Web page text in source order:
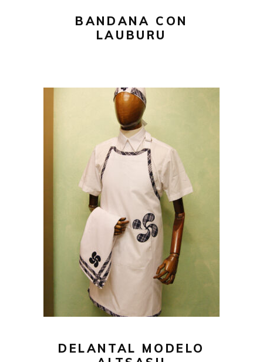
BANDANA CON
LAUBURU
29,00€
AÑADIR AL CARRITO
DELANTAL MODELO